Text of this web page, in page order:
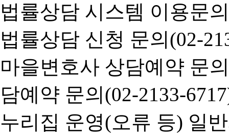
법률상담 시스템 이용문
법률상담 신청 문의(02-
마을변호사 상담예약 문
담예약 문의(02-2133-
누리집 운영(오류 등) 일